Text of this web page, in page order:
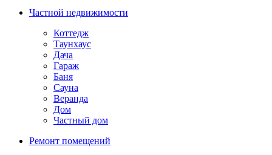
Частной недвижимости
Коттедж
Таунхаус
Дача
Гараж
Баня
Сауна
Веранда
Дом
Частный дом
Ремонт помещений